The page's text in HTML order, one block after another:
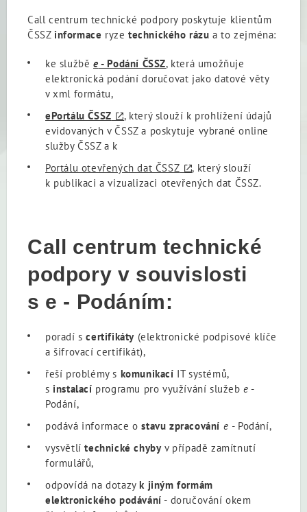
Call centrum technické podpory poskytuje klientům
ČSSZ informace ryze technického rázu a to zejména:
ke službě e - Podání ČSSZ, která umožňuje
elektronická podání doručovat jako datové věty
v xml formátu,
ePortálu ČSSZ
, který slouží k prohlížení údajů
evidovaných v ČSSZ a poskytuje vybrané online
služby ČSSZ a k
Portálu otevřených dat ČSSZ
, který slouží
k publikaci a vizualizaci otevřených dat ČSSZ.
Call centrum technické
podpory v souvislosti
s e - Podáním:
poradí scertifikáty (elektronické podpisové klíče
a šifrovací certifikát),
řeší problémy s komunikací IT systémů,
s instalací programu pro využívání služebe -
Podání,
podává informace ostavu zpracování e - Podání,
vysvětlítechnické chybyv případě zamítnutí
formulářů,
odpovídá na dotazyk jiným formám
elektronického podávání - doručování okem